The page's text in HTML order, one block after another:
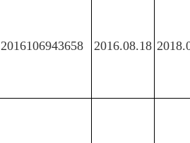
2016106943658 2016.08.18